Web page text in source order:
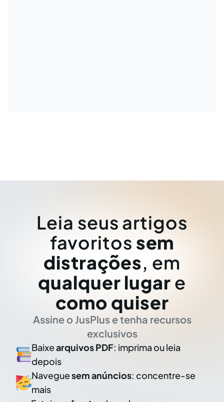
Leia seus artigos
favoritos sem
distrações, em
qualquer lugar e
como quiser
Assine o JusPlus e tenha recursos
exclusivos
Baixearquivos PDF: imprima ou leia
depois
Naveguesem anúncios: concentre-se
mais